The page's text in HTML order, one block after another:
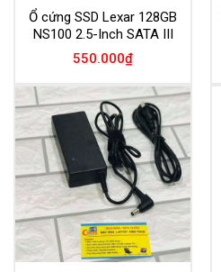
Ổ cứng SSD Lexar 128GB
NS100 2.5-Inch SATA III
550.000₫